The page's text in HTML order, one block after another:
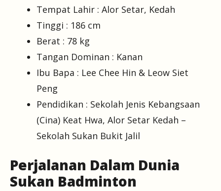
Tempat Lahir : Alor Setar, Kedah
Tinggi : 186 cm
Berat : 78 kg
Tangan Dominan : Kanan
Ibu Bapa : Lee Chee Hin & Leow Siet
Peng
Pendidikan : Sekolah Jenis Kebangsaan
(Cina) Keat Hwa, Alor Setar Kedah –
Sekolah Sukan Bukit Jalil
Perjalanan Dalam Dunia
Sukan Badminton